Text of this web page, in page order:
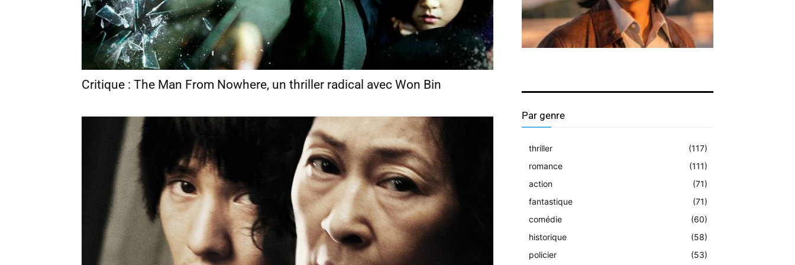
Critique : The Man From Nowhere, un thriller radical avec Won Bin
Par genre
thriller
(117)
romance
(111)
action
(71)
fantastique
(71)
comédie
(60)
historique
(58)
policier
(53)